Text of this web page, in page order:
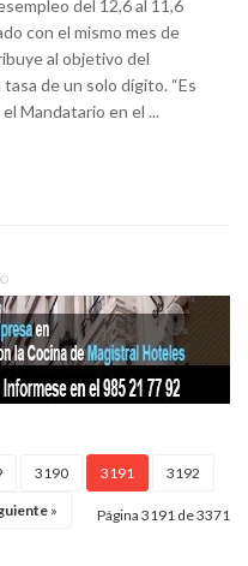
del 12,6 al 11,6
con el mismo mes de
al objetivo del
de un solo dígito. “Es
Mandatario en el ...
3190 3191 3192
» Página 3191 de 3371